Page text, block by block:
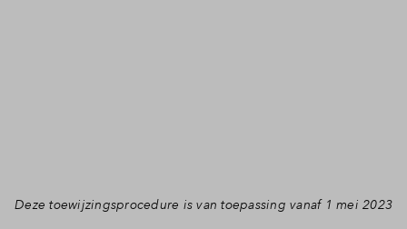
Deze toewijzingsprocedure is van toepassing vanaf 1 mei 2023